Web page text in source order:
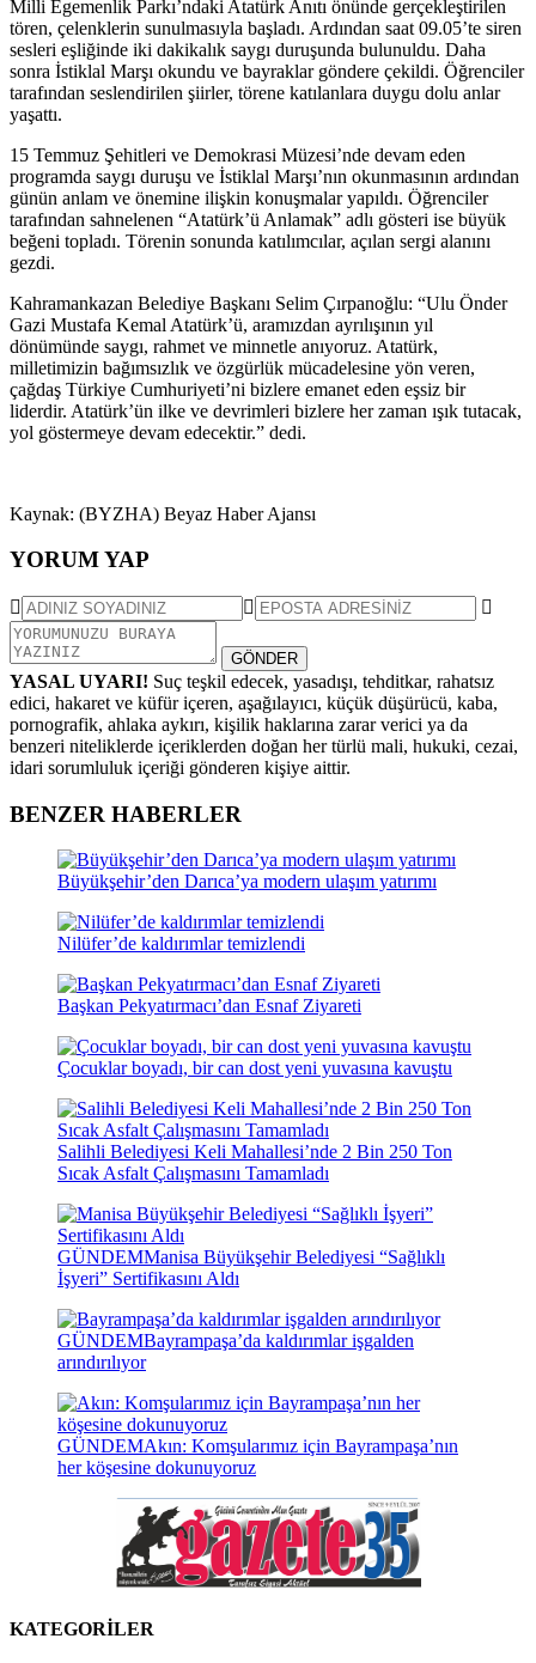
Milli Egemenlik Parkı’ndaki Atatürk Anıtı önünde gerçekleştirilen
tören, çelenklerin sunulmasıyla başladı. Ardından saat 09.05’te siren
sesleri eşliğinde iki dakikalık saygı duruşunda bulunuldu. Daha
sonra İstiklal Marşı okundu ve bayraklar göndere çekildi. Öğrenciler
tarafından seslendirilen şiirler, törene katılanlara duygu dolu anlar
yaşattı.
15 Temmuz Şehitleri ve Demokrasi Müzesi’nde devam eden
programda saygı duruşu ve İstiklal Marşı’nın okunmasının ardından
günün anlam ve önemine ilişkin konuşmalar yapıldı. Öğrenciler
tarafından sahnelenen “Atatürk’ü Anlamak” adlı gösteri ise büyük
beğeni topladı. Törenin sonunda katılımcılar, açılan sergi alanını
gezdi.
Kahramankazan Belediye Başkanı Selim Çırpanoğlu: “Ulu Önder
Gazi Mustafa Kemal Atatürk’ü, aramızdan ayrılışının yıl
dönümünde saygı, rahmet ve minnetle anıyoruz. Atatürk,
milletimizin bağımsızlık ve özgürlük mücadelesine yön veren,
çağdaş Türkiye Cumhuriyeti’ni bizlere emanet eden eşsiz bir
liderdir. Atatürk’ün ilke ve devrimleri bizlere her zaman ışık tutacak,
yol göstermeye devam edecektir.” dedi.
Kaynak: (BYZHA) Beyaz Haber Ajansı
YORUM YAP
GÖNDER
YASAL UYARI! Suç teşkil edecek, yasadışı, tehditkar, rahatsız
edici, hakaret ve küfür içeren, aşağılayıcı, küçük düşürücü, kaba,
pornografik, ahlaka aykırı, kişilik haklarına zarar verici ya da
benzeri niteliklerde içeriklerden doğan her türlü mali, hukuki, cezai,
idari sorumluluk içeriği gönderen kişiye aittir.
BENZER HABERLER
Büyükşehir’den Darıca’ya modern ulaşım yatırımı
Nilüfer’de kaldırımlar temizlendi
Başkan Pekyatırmacı’dan Esnaf Ziyareti
Çocuklar boyadı, bir can dost yeni yuvasına kavuştu
Salihli Belediyesi Keli Mahallesi’nde 2 Bin 250 Ton
Sıcak Asfalt Çalışmasını Tamamladı
GÜNDEMManisa Büyükşehir Belediyesi “Sağlıklı
İşyeri” Sertifikasını Aldı
GÜNDEMBayrampaşa’da kaldırımlar işgalden
arındırılıyor
GÜNDEMAkın: Komşularımız için Bayrampaşa’nın
her köşesine dokunuyoruz
KATEGORİLER